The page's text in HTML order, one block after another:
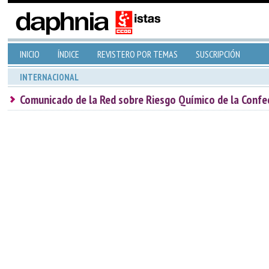
INICIO ÍNDICE REVISTERO POR TEMAS SUSCRIPCIÓN
INTERNACIONAL
Comunicado de la Red sobre Riesgo Químico de la